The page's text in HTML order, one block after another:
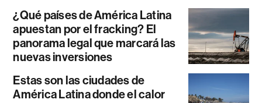
¿Qué países de América Latina
apuestan por el fracking? El
panorama legal que marcará las
nuevas inversiones
Estas son las ciudades de
América Latina donde el calor